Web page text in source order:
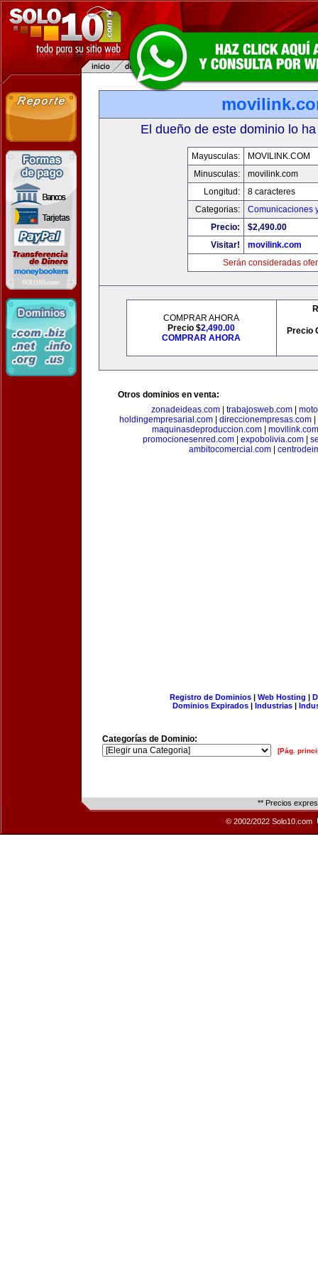
El dueño de este dominio lo
Mayusculas:
MOVILINK.COM
Minusculas:
movilink.com
Longitud:
8 caracteres
Categorias:
Comunicaciones
Precio:
$2,490.00
Visitar!
movilink.com
Serán consideradas
COMPRAR AHORA
Precio $2,490.00
COMPRAR AHORA
Precio
Otros dominios en venta:
zonadeideas.com
trabajosweb.com
holdingempresarial.com
direccionempresas.com
maquinasdeproduccion.com
movilink.com
promocionesenred.com| expobolivia.com|
ambitocomercial.com
Registro de Dominios| Web Hosting |
Dominios Expirados | Industrias |
Categorías de Dominio:
[Pág.
** Precios
© 2002/2022 Solo10.com